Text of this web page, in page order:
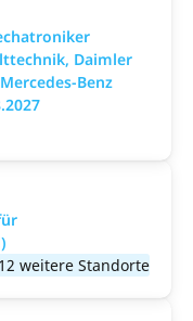
Daimler
Benz
weitere Standorte